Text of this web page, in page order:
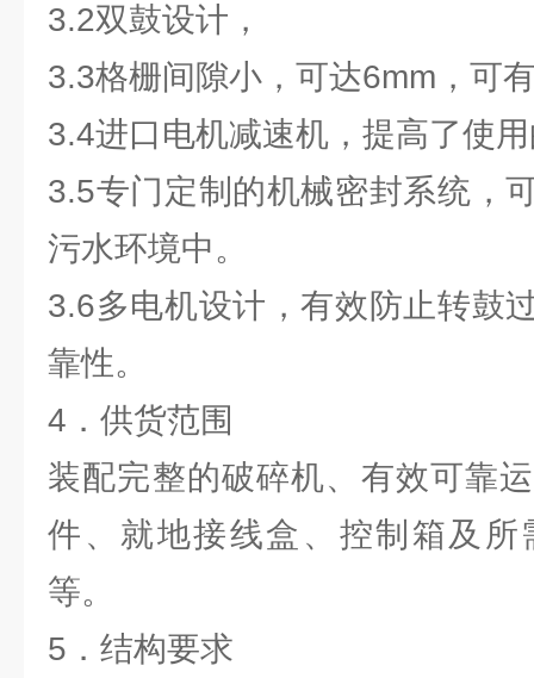
3.2双鼓设计，
3.3格栅间隙小，可达6mm，可
3.4进口电机减速机，提高了使
3.5专门定制的机械密封系统，
污水环境中。
3.6多电机设计，有效防止转鼓
靠性。
4．供货范围
装配完整的破碎机、有效可靠
件、就地接线盒、控制箱及所
等。
5．结构要求